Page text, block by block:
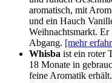
aromatisch, mit
und ein Hauch
Weihnachtsmarkt. Er
Abgang. [mehr
Whisba ist ein roter
18 Monate in
feine Aromatik